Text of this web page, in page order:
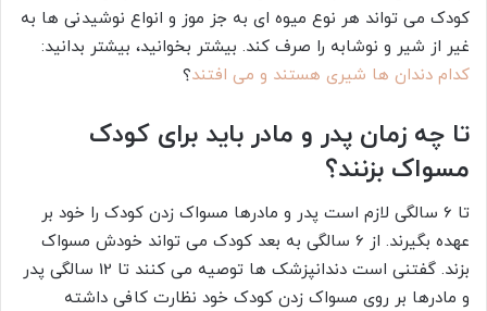
کودک می‌ تواند هر نوع میوه‌ ای به جز موز و انواع نوشیدنی‌ ها به
غیر از شیر و نوشابه را صرف کند. بیشتر بخوانید، بیشتر بدانید:
کدام دندان ها شیری هستند و می افتند؟
تا چه زمان پدر و مادر باید برای کودک
مسواک بزنند؟
تا 6 سالگی لازم است پدر و مادرها مسواک زدن کودک را خود بر
عهده بگیرند. از 6 سالگی به بعد کودک می‌ تواند خودش مسواک
بزند. گفتنی است دندانپزشک‌ ها توصیه می‌ کنند تا 12 سالگی پدر
و مادرها بر روی مسواک زدن کودک خود نظارت کافی داشته